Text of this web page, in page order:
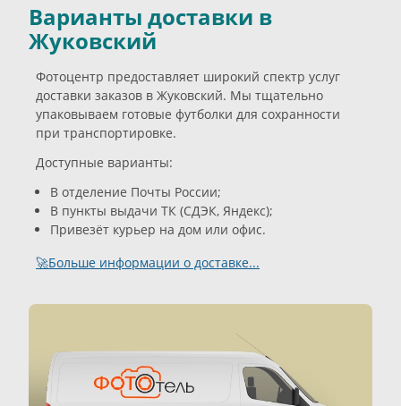
Варианты доставки в
Жуковский
Фотоцентр предоставляет широкий спектр услуг
доставки заказов в Жуковский. Мы тщательно
упаковываем готовые футболки для сохранности
при транспортировке.
Доступные варианты:
В отделение Почты России;
В пункты выдачи ТК (СДЭК, Яндекс);
Привезёт курьер на дом или офис.
🚀Больше информации о доставке...